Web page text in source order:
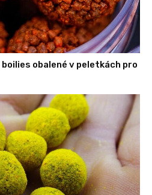
obalené v peletkách pro